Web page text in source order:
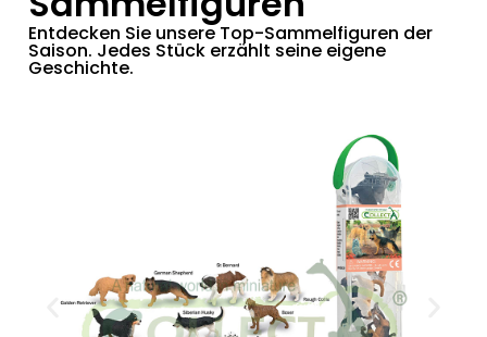
Entdecken Sie unsere Top-Sammelfiguren der
Saison. Jedes Stück erzählt seine eigene
Geschichte.